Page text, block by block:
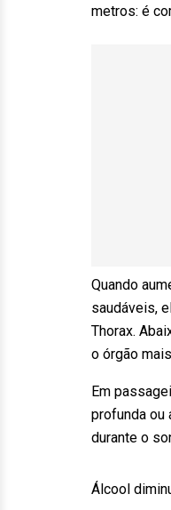
metros: é
Quando
saudáveis,
Thorax.
o órgão
Em
profunda ou
durante o
Álcool